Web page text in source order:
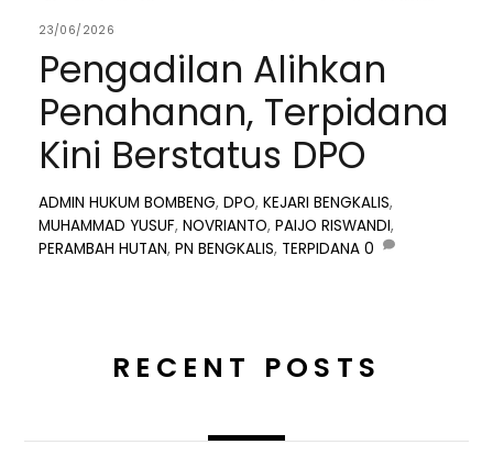
23/06/2026
Pengadilan Alihkan
Penahanan, Terpidana
Kini Berstatus DPO
ADMIN HUKUM BOMBENG,DPO,KEJARI BENGKALIS,
MUHAMMAD YUSUF,NOVRIANTO,PAIJO RISWANDI,
PERAMBAH HUTAN,PN BENGKALIS, TERPIDANA 0
RECENT POSTS